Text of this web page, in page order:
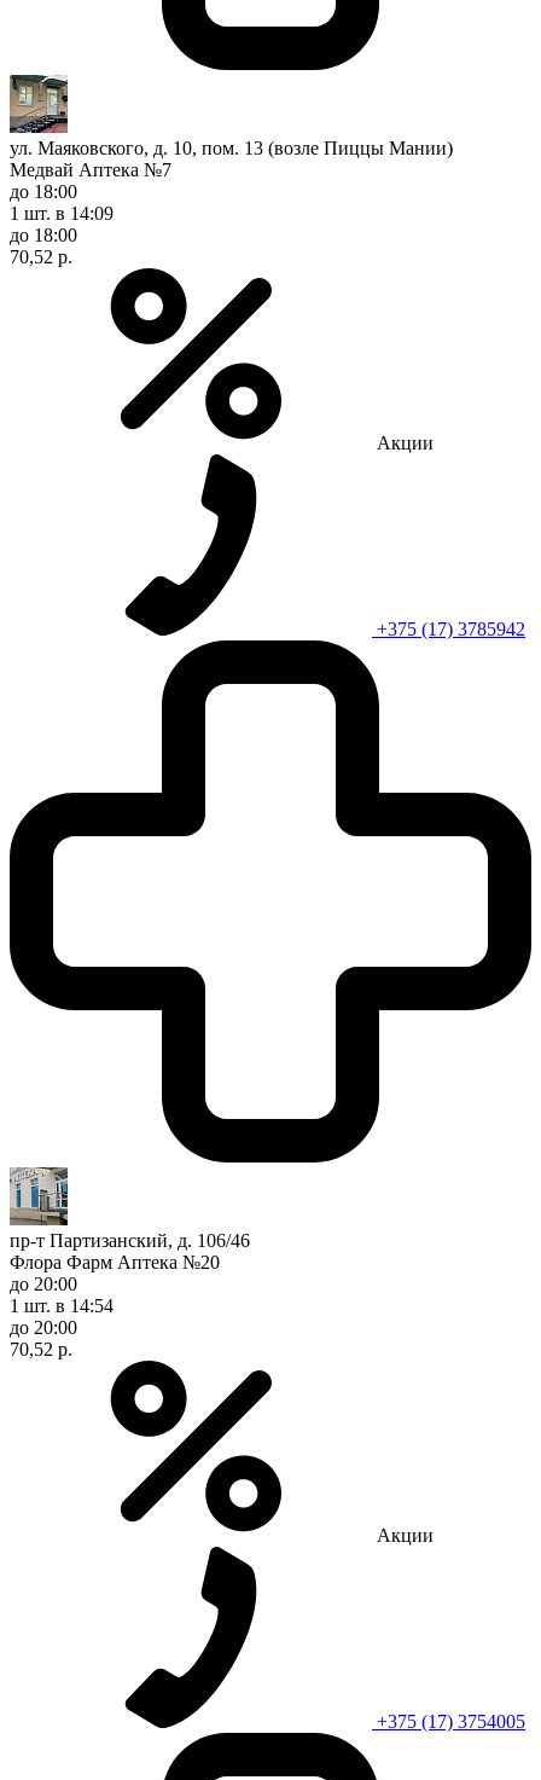
ул. Маяковского, д. 10, пом. 13 (возле Пиццы Мании)
Медвай Аптека №7
до 18:00
1 шт. в 14:09
до 18:00
70,52 р.
Акции
+375 (17) 3785942
пр-т Партизанский, д. 106/46
Флора Фарм Аптека №20
до 20:00
1 шт. в 14:54
до 20:00
70,52 р.
Акции
+375 (17) 3754005